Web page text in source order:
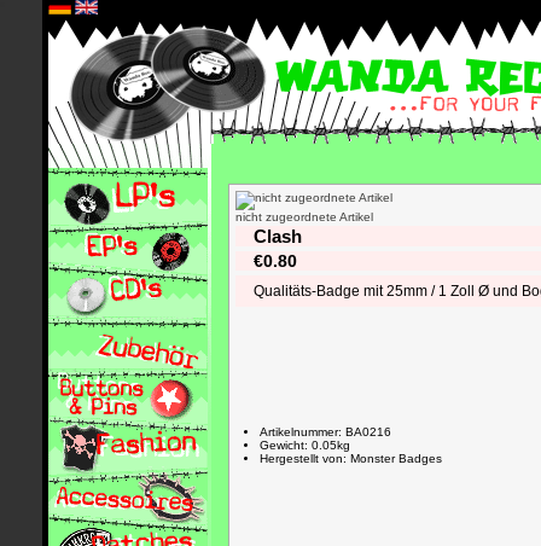
nicht zugeordnete Artikel
Clash
€0.80
Qualitäts-Badge mit 25mm / 1 Zoll Ø und
Artikelnummer: BA0216
Gewicht: 0.05kg
Hergestellt von: Monster Badges